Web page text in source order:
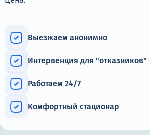
Выезжаем анонимно
Интервенция для "отказников"
Работаем 24/7
Комфортный стационар